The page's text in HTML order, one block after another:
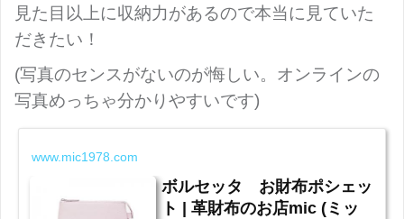
見た目以上に収納力があるので本当に見ていた
だきたい！
(写真のセンスがないのが悔しい。オンラインの
写真めっちゃ分かりやすいです)
www.mic1978.com
ボルセッタ お財布ポシェッ
ト | 革財布のお店mic (ミッ